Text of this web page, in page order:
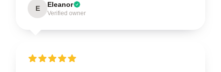
E Eleanor
Verified owner